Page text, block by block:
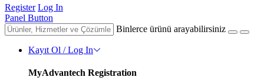
Register Log In
Panel Button
Binlerce ürünü arayabilirsiniz
Kayıt Ol / Log In
MyAdvantech Registration